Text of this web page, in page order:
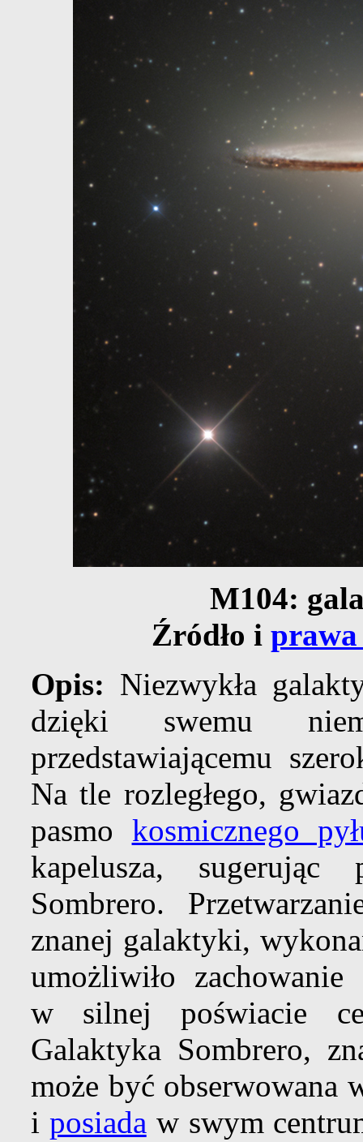
M104:
Źródło i
Opis: Niezwykła
dzięki swemu
przedstawiającemu
Na tle rozległego,
pasmo kosmicznego
kapelusza, sugerując
Sombrero.
znanej galaktyki,
umożliwiło zachowanie
w silnej poświacie
Galaktyka Sombrero,
może być obserwowana
i posiada w swym